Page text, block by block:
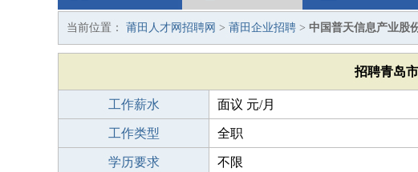
当前位置： 莆田人才网招聘网 > 莆田企业招聘 > 中国普天信息产业股
招聘青岛
工作薪水 面议 元/月
工作类型 全职
学历要求 不限